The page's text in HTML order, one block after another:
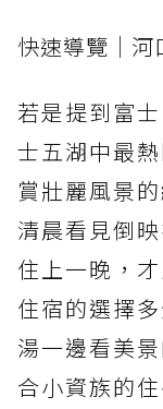
快速導覽｜河
若是提到富
士五湖中最
賞壯麗風景
清晨看見倒
住上一晚，
住宿的選擇
湯一邊看美
合小資族的